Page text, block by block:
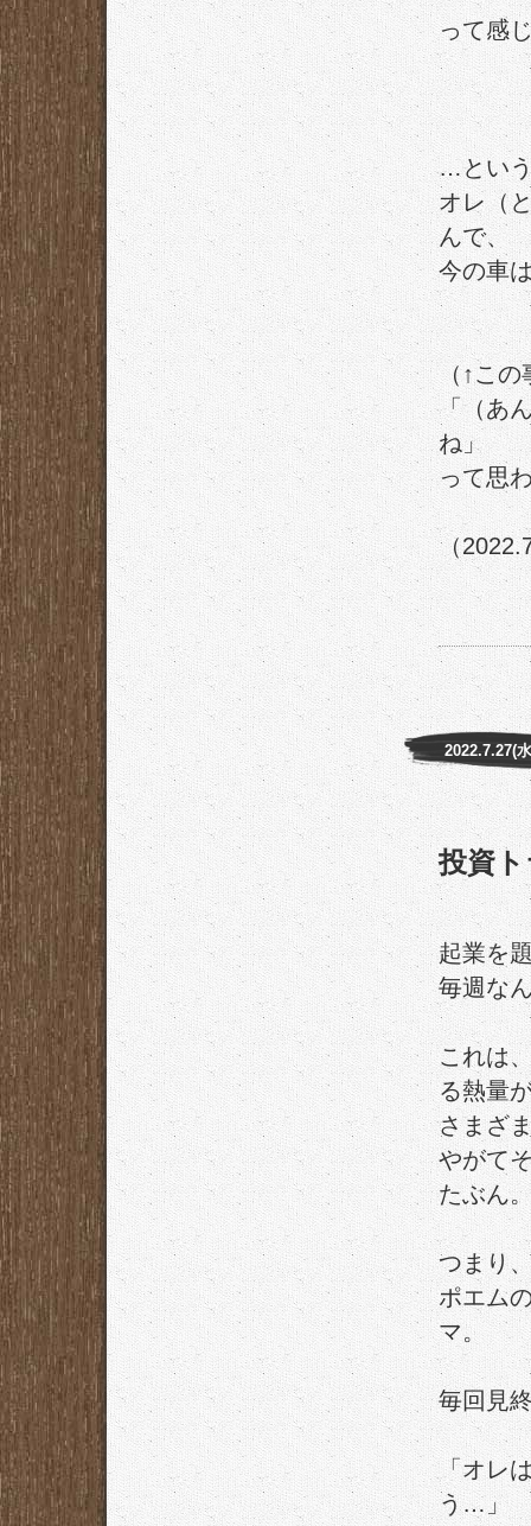
って感
…とい
オレ（
んで、
今の車
（↑この
「（あ
ね」
って思
（
2022.7.27(
投資
起業を
毎週な
これは
る熱量
さまざ
やがて
たぶん
つまり
ポエム
マ。
毎回見
「オレ
う…」